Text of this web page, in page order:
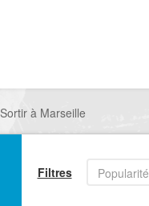
Sortir à Marseille
Filtres Popularité